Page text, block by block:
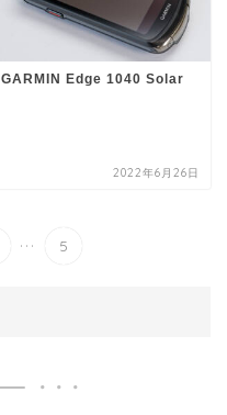
GARMIN Edge 1040 Solar
2022年6月26日
... 5